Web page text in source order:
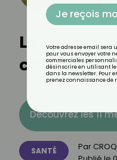
Le cancer
contagieux
Découvrez les 11
SANTÉ Par
Je reçois
Votre adresse email sera
pour vous envoyer votre
commerciales
désinscrire en utilisant
dans la newsletter. Pour
prenez connaissance de